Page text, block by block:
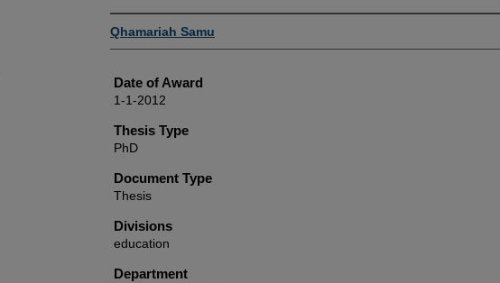
Author
Qhamariah Samu
Date of Award
1-1-2012
Thesis Type
PhD
Document Type
Thesis
Divisions
education
Department